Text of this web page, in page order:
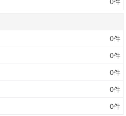
0件
0件
0件
0件
0件
0件